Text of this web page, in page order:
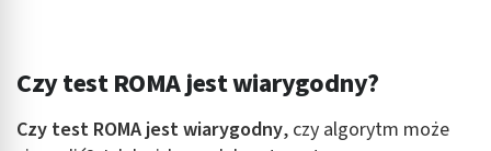
Czy test ROMA jest wiarygodny?
Czy test ROMA jest wiarygodny, czy algorytm może